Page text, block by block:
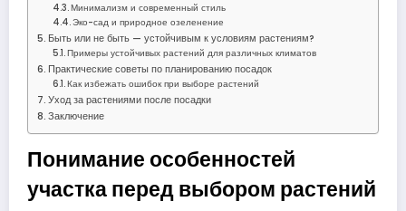
Минимализм и современный стиль
Эко-сад и природное озеленение
Быть или не быть — устойчивым к условиям растениям?
Примеры устойчивых растений для различных климатов
Практические советы по планированию посадок
Как избежать ошибок при выборе растений
Уход за растениями после посадки
Заключение
Понимание особенностей
участка перед выбором растений